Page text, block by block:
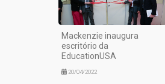
Mackenzie inaugura
escritório da
EducationUSA
20/04/2022